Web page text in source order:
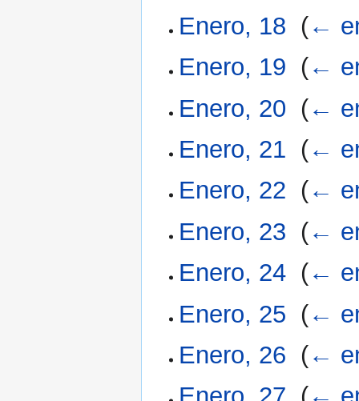
Enero, 18 (←
Enero, 19 (←
Enero, 20 (←
Enero, 21 (←
Enero, 22 (←
Enero, 23 (←
Enero, 24 (←
Enero, 25 (←
Enero, 26 (←